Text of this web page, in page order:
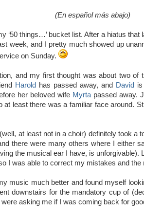
(En español más abajo)
‘50 things…’ bucket list. After a hiatus
week, and I pretty much showed up
on Sunday.
and my first thought was about two
Harold has passed away, and David
her beloved wife Myrtapassed away.
at least there was a familiar face around.
at least not in a choir) definitely took a
there were many others where I either
the musical ear I have, is
I was able to correct my mistakes and
music much better and found myself
downstairs for the mandatory cup of
asking me if I was coming back for